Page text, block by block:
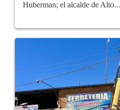
Huberman; el alcalde de Alto...